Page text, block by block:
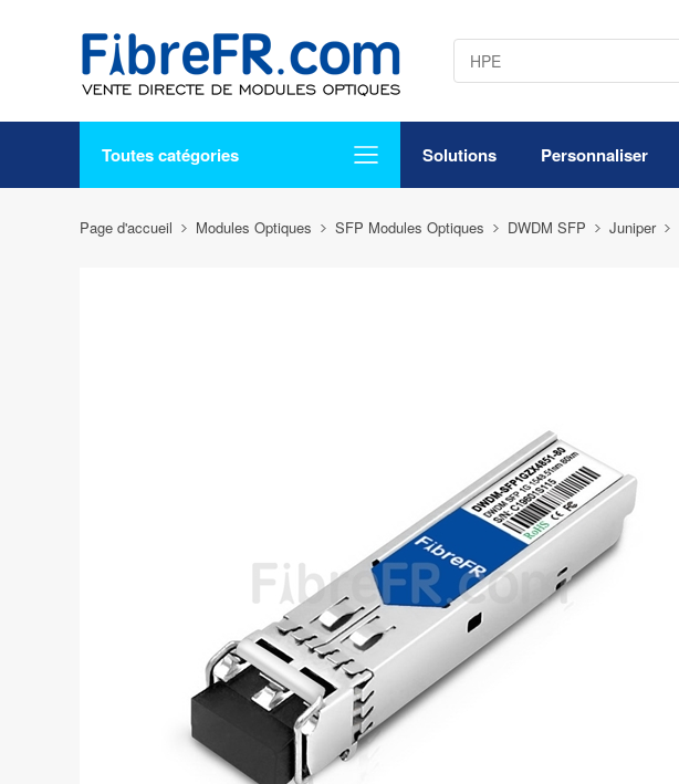
Toutes catégories Solutions Personnaliser
Page d'accueil Modules Optiques SFP Modules Optiques DWDM SFP Juniper